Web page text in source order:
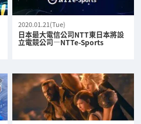
2020.01.21(Tue)
日本最大電信公司NTT東日本將設
立電競公司—NTTe-Sports